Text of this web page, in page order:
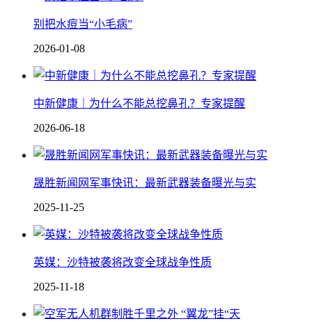
别把水痘当“小毛病”
2026-01-08
中新健康｜为什么不能总挖鼻孔？专家提醒
2026-06-18
晟胜新闻网军事快讯：最新武器装备曝光与实
2025-11-25
英媒：沙特被袭将改变全球战争性质
2025-11-18